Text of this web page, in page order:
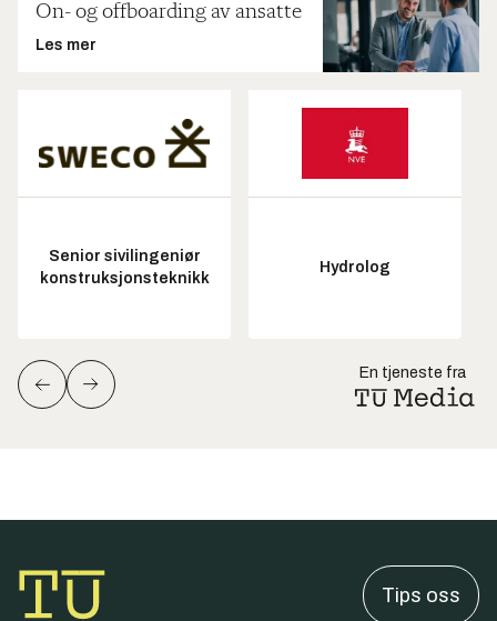
On- og offboarding av ansatte
Les mer
Senior sivilingeniør
konstruksjonsteknikk
Hydrolog
En tjeneste fra
Tips oss